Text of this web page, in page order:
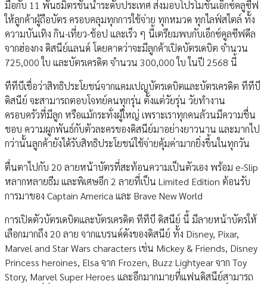
มือกับ 11 พันธมิตรชั้นนำระดับประเทศ ส่งมอบโปรโมชันเอ็กซ์คลูซีฟ
ให้ลูกค้าผู้ถือบัตร ครอบคลุมทุกการใช้จ่าย ทุกหมวด ทุกไลฟ์สไตล์ ทั้ง
ความบันเทิง กิน-เที่ยว-ช้อป และเร็ว ๆ นี้เตรียมพบกับเอ็กซ์คูลซีฟดีล
จากฮ่องกง ดิสนีย์แลนด์ โดยคาดว่าจะมีลูกค้าเปิดบัตรเดบิต จำนวน
725,000 ใบ และบัตรเครดิต จำนวน 300,000 ใบ ในปี 2568 นี้
ทีทีบีเชื่อว่าสิทธิประโยชน์จากแคมเปญบัตรเดบิตและบัตรเครดิต ทีทีบี
ดิสนีย์ จะสามารถตอบโจทย์คนทุกรุ่น ตั้งแต่วัยรุ่น วัยทำงาน
ครอบครัวที่มีลูก หรือแม้กระทั่งผู้ใหญ่ เพราะเราทุกคนล้วนมีความชื่น
ชอบ ความผูกพันธ์กับตัวละครของดิสนีย์มาอย่างยาวนาน และมากไป
กว่านั้นลูกค้ายังได้รับสิทธิประโยชน์ใช้จ่ายคุ้มค่ามากยิ่งขึ้นในทุกวัน
ตื่นตาไปกับ 20 ลายหน้าบัตรที่สะท้อนความเป็นตัวเอง พร้อม e-Slip
หลากหลายธีม และพิเศษอีก 2 ลายที่เป็น Limited Edition ต้อนรับ
การมาของ Captain America และ Brave New World
การเปิดตัวบัตรเดบิตและบัตรเครดิต ทีทีบี ดิสนีย์ นี้ มีลายหน้าบัตรให้
เลือกมากถึง 20 ลาย จากแบรนด์ดังของดิสนีย์ ทั้ง Disney, Pixar,
Marvel and Star Wars characters เช่น Mickey & Friends, Disney
Princess heroines, Elsa จาก Frozen, Buzz Lightyear จาก Toy
Story, Marvel Super Heroes และอีกมากมายที่แฟนดิสนีย์สามารถ